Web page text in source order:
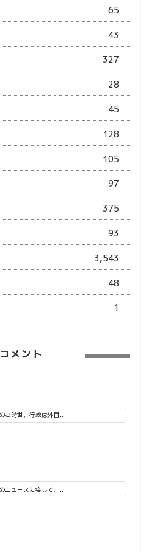
65
43
327
28
45
128
105
97
375
93
3,543
48
1
メント
ご時世、行政は外国...
ニュースに接して、...